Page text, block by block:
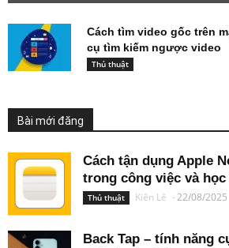
Cách tìm video gốc trên
cụ tìm kiếm ngược video
Thủ thuật
Bài mới đăng
Cách tận dụng Apple
trong công việc và học
Thủ thuật Kiên Lê -22/08/2025
Back Tap – tính năng